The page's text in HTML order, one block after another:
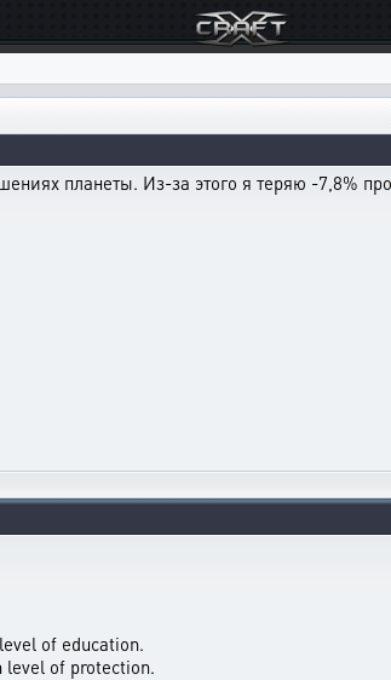
планеты. Из-за этого я теряю -7,8%
of education.
of protection.